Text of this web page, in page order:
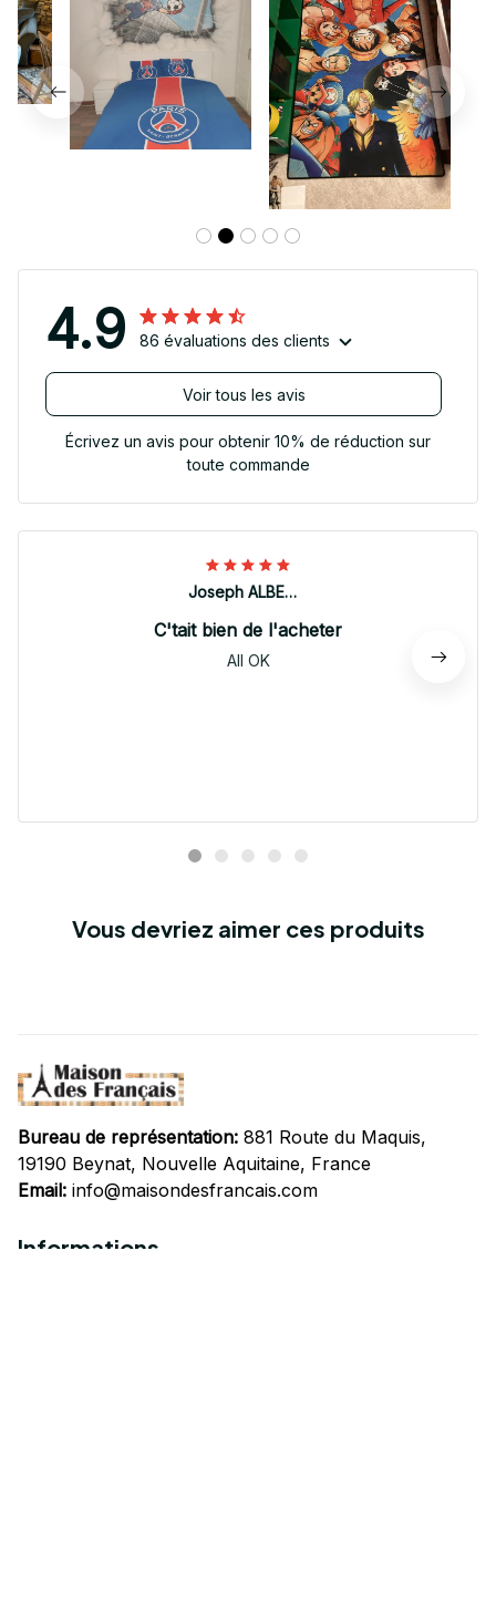
4.9 86 évaluations des clients
Voir tous les avis
Écrivez un avis pour obtenir 10% de réduction sur
toute commande
Joseph ALBERTINI
C'tait bien de l'acheter
All OK
Vous devriez aimer ces produits
Bureau de représentation: 881 Route du Maquis,
19190 Beynat, Nouvelle Aquitaine, France
Email: info@maisondesfrancais.com
Informations